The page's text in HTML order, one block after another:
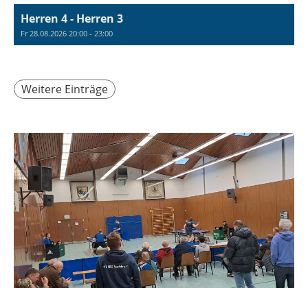
Herren 4 - Herren 3
Fr 28.08.2026 20:00 - 23:00
Weitere Einträge